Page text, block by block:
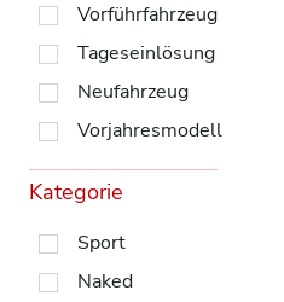
Vorführfahrzeug
Tageseinlösung
Neufahrzeug
Vorjahresmodell
Kategorie
Sport
Naked